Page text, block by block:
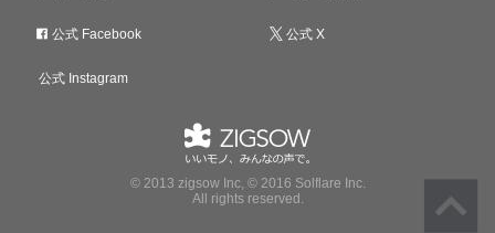
公式 Facebook 公式 X
公式 Instagram
© 2013 zigsow Inc, © 2016 Solflare Inc.
All rights reserved.